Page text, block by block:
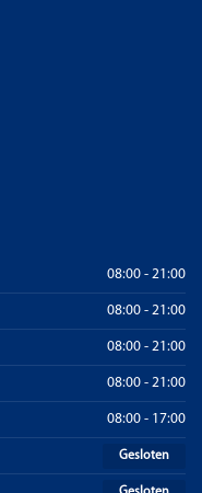
08:00 - 21:00
08:00 - 21:00
08:00 - 21:00
08:00 - 21:00
08:00 - 17:00
Gesloten